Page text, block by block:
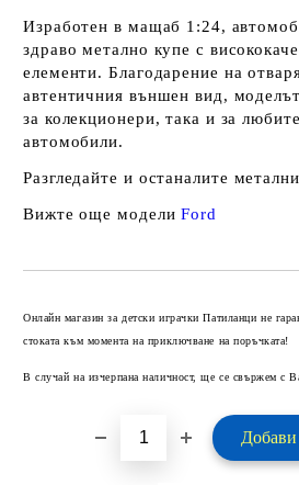
Изработен в мащаб 1:24,
здраво метално купе с
елементи. Благодарение на
автентичния външен вид,
за колекционери, така и за
автомобили.
Разгледайте и останалите
Вижте още моделиFord
Онлайн магазин за детски играчки Патиланци не
стоката към момента на приключване на поръчката!
В случай на изчерпана наличност, ще се свържем с